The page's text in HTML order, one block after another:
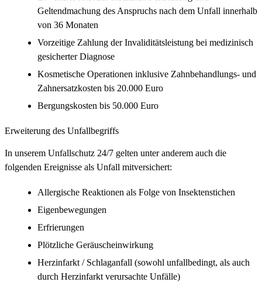
Geltendmachung des Anspruchs nach dem Unfall innerhalb
von 36 Monaten
Vorzeitige Zahlung der Invaliditätsleistung bei medizinisch
gesicherter Diagnose
Kosmetische Operationen inklusive Zahnbehandlungs- und
Zahnersatzkosten bis 20.000 Euro
Bergungskosten bis 50.000 Euro
Erweiterung des Unfallbegriffs
In unserem Unfallschutz 24/7 gelten unter anderem auch die
folgenden Ereignisse als Unfall mitversichert:
Allergische Reaktionen als Folge von Insektenstichen
Eigenbewegungen
Erfrierungen
Plötzliche Geräuscheinwirkung
Herzinfarkt / Schlaganfall (sowohl unfallbedingt, als auch
durch Herzinfarkt verursachte Unfälle)